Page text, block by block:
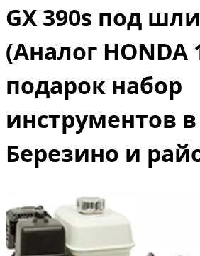
GX 390s под
(Аналог HONDA
подарок набор
инструментов в
Березино и